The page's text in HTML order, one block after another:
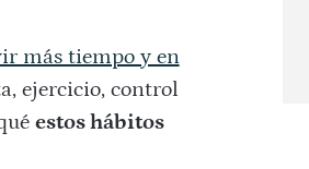
más tiempo y en
ejercicio, control
estos hábitos